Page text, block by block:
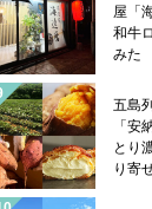
屋「
和牛
みた
五島
「安
とり
り寄